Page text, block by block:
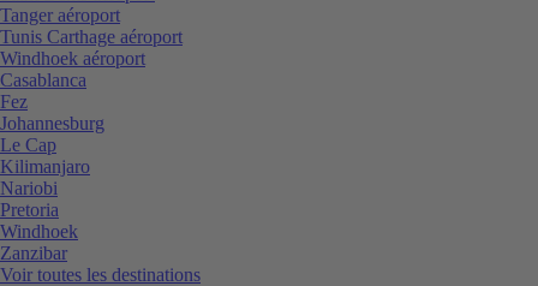
Tanger aéroport
Tunis Carthage aéroport
Windhoek aéroport
Casablanca
Fez
Johannesburg
Le Cap
Kilimanjaro
Nariobi
Pretoria
Windhoek
Zanzibar
Voir toutes les destinations